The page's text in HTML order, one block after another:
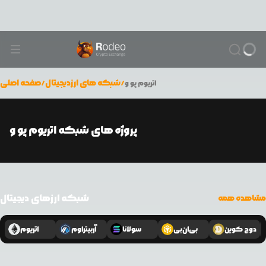
صفحه اصلی/شبکه های ارزدیجیتال/اتریوم پو و
پروژه های شبکه اتریوم پو و
شبکه ارزهای دیجیتال مشاهده همه
اتریوم آربیتراوم سولانا بی‌ان‌بی دوج کوین